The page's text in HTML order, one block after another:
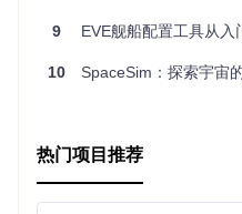
9 EVE舰船配置工具从入门
10 SpaceSim：探索宇宙
热门项目推荐